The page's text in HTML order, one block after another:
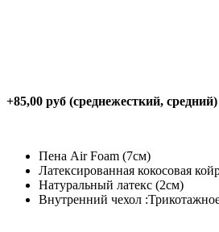
+85,00 руб (среднежесткий, средний)
Пена Air Foam (7см)
Латексированная кокосовая
Натуральный латекс (2см)
Внутренний чехол